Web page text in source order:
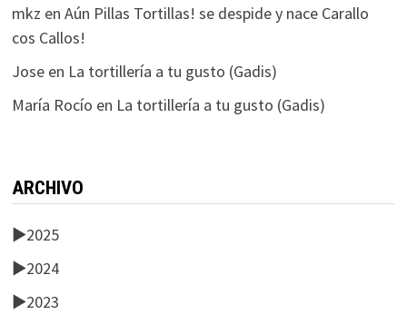
mkz en Aún Pillas Tortillas! se despide y nace Carallo
cos Callos!
Joseen La tortillería a tu gusto (Gadis)
María Rocío en La tortillería a tu gusto (Gadis)
ARCHIVO
►2025
►2024
►2023